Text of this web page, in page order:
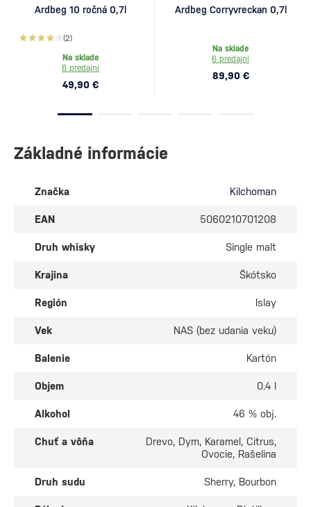
Ardbeg 10 ročná 0,7l
(2)
Na sklade
6 predajní
49,90 €
Ardbeg Corryvreckan 0,7l
Na sklade
6 predajní
89,90 €
Základné informácie
Značka Kilchoman
EAN 5060210701208
Druh whisky Single malt
Krajina Škótsko
Región Islay
Vek NAS (bez udania veku)
Balenie Kartón
Objem 0.4 l
Alkohol 46 % obj.
Chuť a vôňa
Drevo, Dym, Karamel, Citrus,
Ovocie, Rašelina
Druh sudu Sherry, Bourbon